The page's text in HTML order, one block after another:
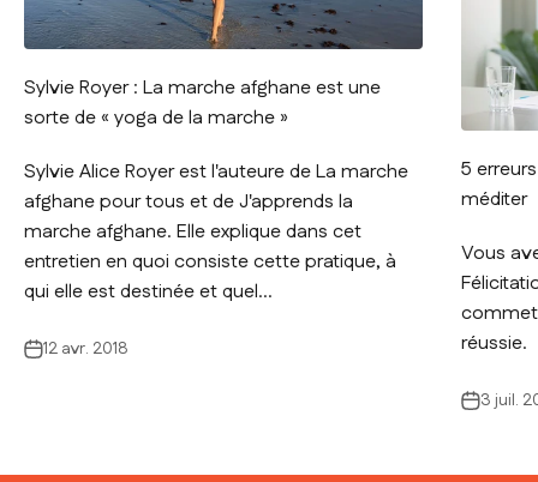
Sylvie Royer : La marche afghane est une
sorte de « yoga de la marche »
Sylvie Alice Royer est l'auteure de La marche
afghane pour tous et de J'apprends la
marche afghane. Elle explique dans cet
entretien en quoi consiste cette pratique, à
qui elle est destinée et quel...
12 avr. 2018
5
méditer
Vous
réussie.
3 juil.